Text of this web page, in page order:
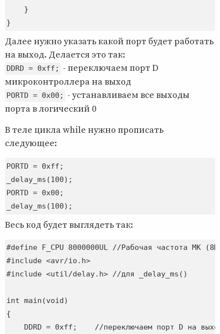
    }
Далее нужно указать какой порт будет работать
на выход. Делается это так:
DDRD = 0xff;
- переключаем порт D
микроконтроллера на выход
PORTD = 0x00;
- устанавливаем все выходы
порта в логический 0
В теле цикла while нужно прописать
следующее:
PORTD = 0xff;
_delay_ms(100);
PORTD = 0x00;
Весь код будет выглядеть так:
#define F_CPU 8000000UL //Рабочая частота МК
#include <avr/io.h>
#include <util/delay.h> //для _delay_ms()
int main(void)
{
DDRD = 0xff;    //переключаем порт D на